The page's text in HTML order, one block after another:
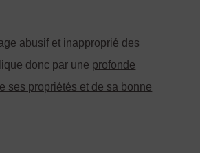
abusif et inapproprié des
donc par une profonde
ses propriétés et de sa bonne